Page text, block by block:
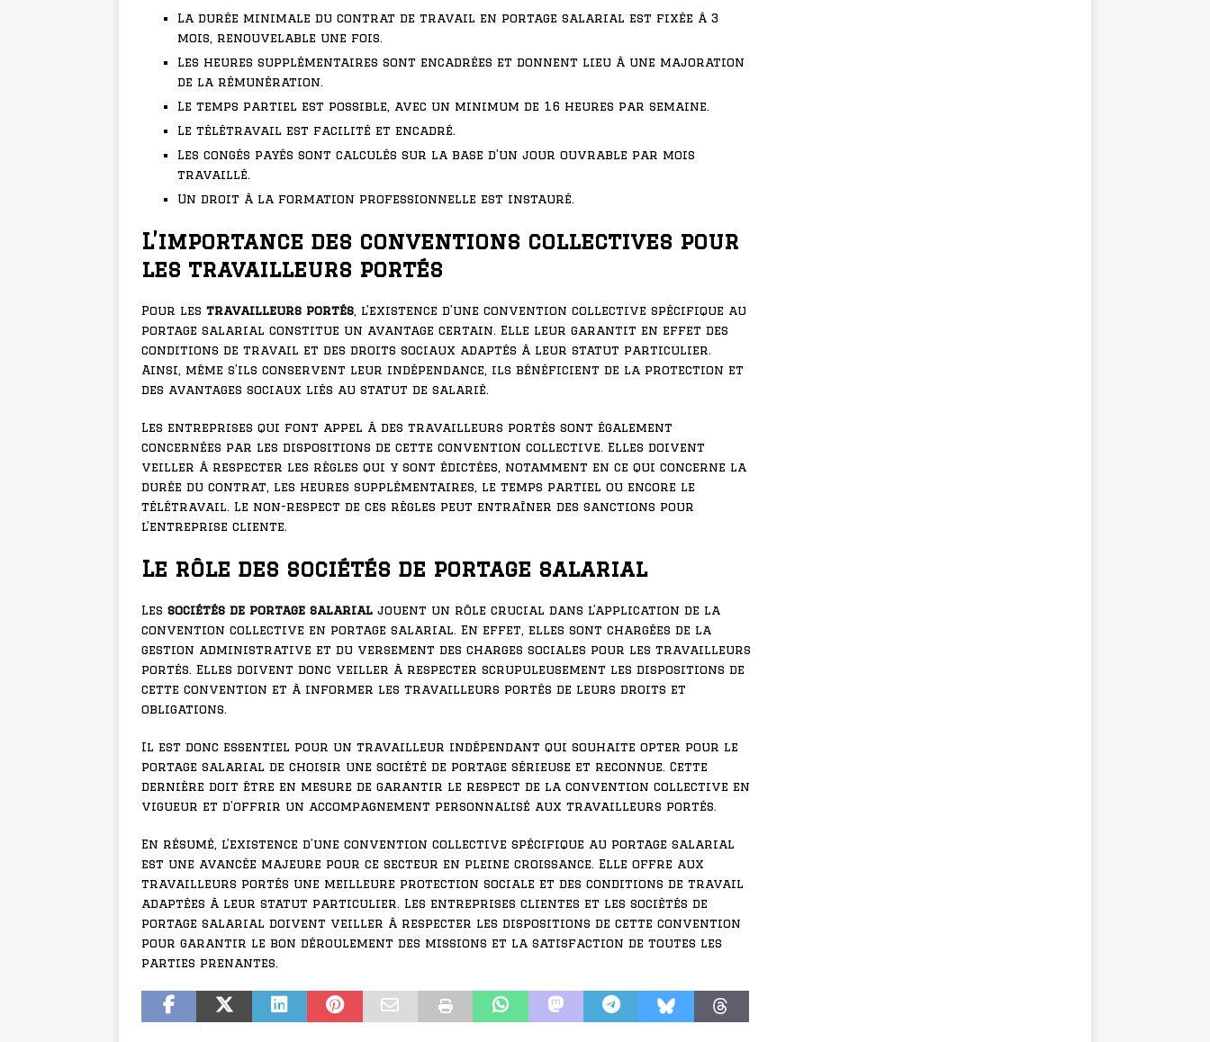
La durée minimale du contrat de travail en portage salarial est fixée à 3
mois, renouvelable une fois.
Les heures supplémentaires sont encadrées et donnent lieu à une majoration
de la rémunération.
Le temps partiel est possible, avec un minimum de 16 heures par semaine.
Le télétravail est facilité et encadré.
Les congés payés sont calculés sur la base d’un jour ouvrable par mois
travaillé.
Un droit à la formation professionnelle est instauré.
L’importance des conventions collectives pour
les travailleurs portés
Pour les travailleurs portés , l’existence d’une convention collective spécifique au
portage salarial constitue un avantage certain. Elle leur garantit en effet des
conditions de travail et des droits sociaux adaptés à leur statut particulier.
Ainsi, même s’ils conservent leur indépendance, ils bénéficient de la protection et
des avantages sociaux liés au statut de salarié.
Les entreprises qui font appel à des travailleurs portés sont également
concernées par les dispositions de cette convention collective. Elles doivent
veiller à respecter les règles qui y sont édictées, notamment en ce qui concerne la
durée du contrat, les heures supplémentaires, le temps partiel ou encore le
télétravail. Le non-respect de ces règles peut entraîner des sanctions pour
l’entreprise cliente.
Le rôle des sociétés de portage salarial
Les sociétés de portage salarial jouent un rôle crucial dans l’application de la
convention collective en portage salarial. En effet, elles sont chargées de la
gestion administrative et du versement des charges sociales pour les travailleurs
portés. Elles doivent donc veiller à respecter scrupuleusement les dispositions de
cette convention et à informer les travailleurs portés de leurs droits et
obligations.
Il est donc essentiel pour un travailleur indépendant qui souhaite opter pour le
portage salarial de choisir une société de portage sérieuse et reconnue. Cette
dernière doit être en mesure de garantir le respect de la convention collective en
vigueur et d’offrir un accompagnement personnalisé aux travailleurs portés.
En résumé, l’existence d’une convention collective spécifique au portage salarial
est une avancée majeure pour ce secteur en pleine croissance. Elle offre aux
travailleurs portés une meilleure protection sociale et des conditions de travail
adaptées à leur statut particulier. Les entreprises clientes et les sociétés de
portage salarial doivent veiller à respecter les dispositions de cette convention
pour garantir le bon déroulement des missions et la satisfaction de toutes les
parties prenantes.